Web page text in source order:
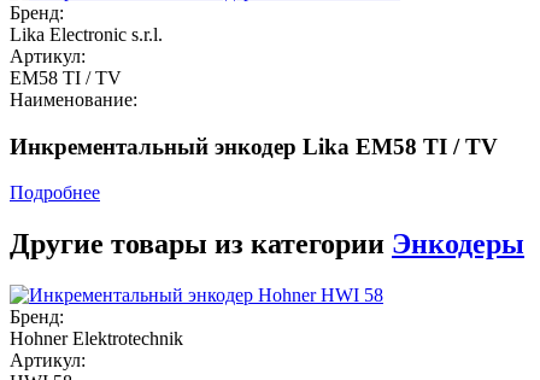
Бренд:
Lika Electronic s.r.l.
Артикул:
EM58 TI / TV
Наименование:
Инкрементальный энкодер Lika EM58 TI / TV
Подробнее
Другие товары из категории Энкодеры
Бренд:
Hohner Elektrotechnik
Артикул: